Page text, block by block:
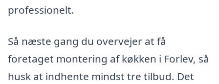
professionelt.
Så næste gang du overvejer at få
foretaget montering af køkken i Forlev, så
husk at indhente mindst tre tilbud. Det